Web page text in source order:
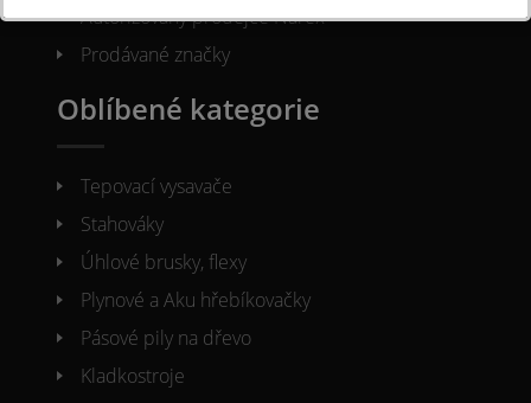
Autorizovaný prodejce Narex
Prodávané značky
Oblíbené kategorie
Tepovací vysavače
Stahováky
Úhlové brusky, flexy
Plynové a Aku hřebíkovačky
Pásové pily na dřevo
Kladkostroje